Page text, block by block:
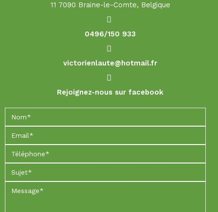
11 7090 Braine-le-Comte, Belgique
0496/150 933
victorienlaute@hotmail.fr
Rejoignez-nous sur facebook